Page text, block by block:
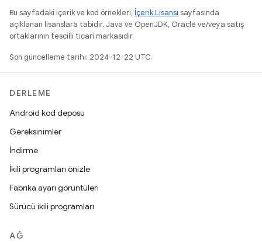
Bu sayfadaki içerik ve kod örnekleri, İçerik Lisansı sayfasında
açıklanan lisanslara tabidir. Java ve OpenJDK, Oracle ve/veya satış
ortaklarının tescilli ticari markasıdır.
Son güncelleme tarihi: 2024-12-22 UTC.
DERLEME
Android kod deposu
Gereksinimler
İndirme
İkili programları önizle
Fabrika ayarı görüntüleri
Sürücü ikili programları
AĞ